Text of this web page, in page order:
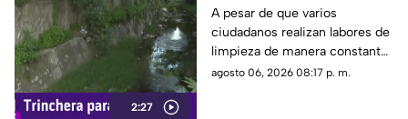
2:27
contaminado en
Tonalá
A pesar de que varios
ciudadanos realizan labores de
limpieza de manera constante
en la zona, algunas personas
agosto 06, 2026 08:17 p. m.